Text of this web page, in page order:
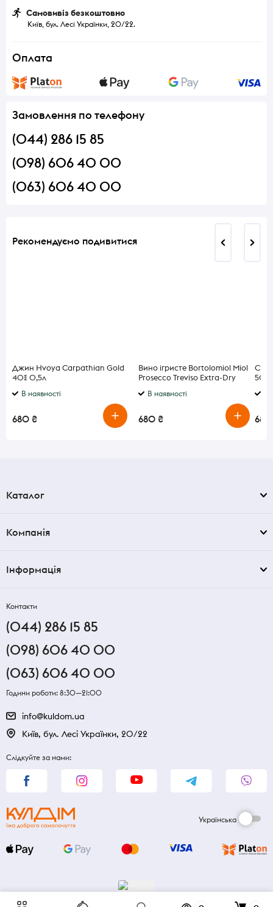
Самовивіз безкоштовно
Київ, бул. Лесі Українки, 20/22.
Оплата
Замовлення по телефону
(044) 286 15 85
(098) 606 40 00
(063) 606 40 00
Рекомендуємо подивитися
Джин Hvoya Carpathian Gold
40% 0,5л
В наявності
680 ₴
Вино ігристе Bortolomiol Miol
Prosecco Treviso Extra-Dry
В наявності
680 ₴
Сир
50%
685
Каталог
Компанія
Інформація
Контакти
(044) 286 15 85
(098) 606 40 00
(063) 606 40 00
Години роботи: 8:30—21:00
info@kuldom.ua
Київ, бул. Лесі Українки, 20/22
Слідкуйте за нами:
Українська